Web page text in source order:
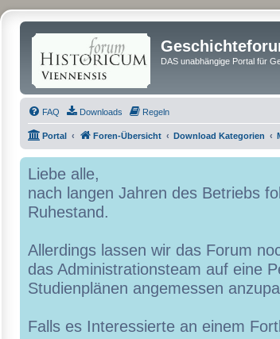
DAS unabhängige Portal für
FAQ Downloads Regeln
Portal Foren-Übersicht Download Kategorien
Liebe alle,
nach langen Jahren des Betriebs
Ruhestand.
Allerdings lassen wir das Forum
das Administrationsteam auf eine
Studienplänen angemessen
Falls es Interessierte an einem